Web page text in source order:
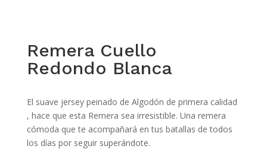
Remera Cuello
Redondo Blanca
El suave jersey peinado de Algodón de primera calidad
, hace que esta Remera sea irresistible. Una remera
cómoda que te acompañará en tus batallas de todos
los días por seguir superándote.